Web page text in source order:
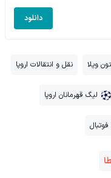
دانلود
ویلا نقل و انتقالات اروپا
لیگ قهرمانان اروپا
فوتبال